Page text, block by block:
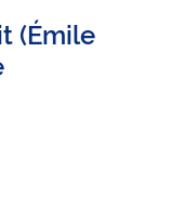
(Émile